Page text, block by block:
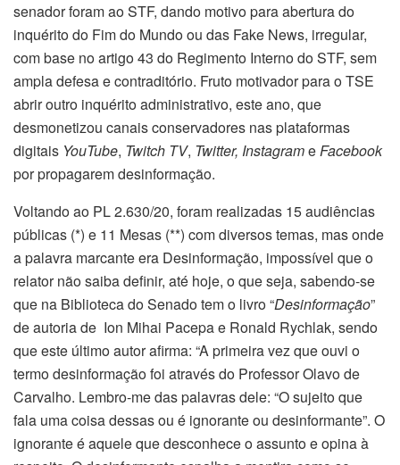
senador foram ao STF, dando motivo para abertura do
inquérito do Fim do Mundo ou das Fake News, irregular,
com base no artigo 43 do Regimento Interno do STF, sem
ampla defesa e contraditório. Fruto motivador para o TSE
abrir outro inquérito administrativo, este ano, que
desmonetizou canais conservadores nas plataformas
digitais YouTube, Twitch TV, Twitter, InstagrameFacebook
por propagarem desinformação.
Voltando ao PL 2.630/20, foram realizadas 15 audiências
públicas (*) e 11 Mesas (**) com diversos temas, mas onde
a palavra marcante era Desinformação, impossível que o
relator não saiba definir, até hoje, o que seja, sabendo-se
que na Biblioteca do Senado tem o livro “Desinformação”
de autoria de Ion Mihai Pacepa e Ronald Rychlak, sendo
que este último autor afirma: “A primeira vez que ouvi o
termo desinformação foi através do Professor Olavo de
Carvalho. Lembro-me das palavras dele: “O sujeito que
fala uma coisa dessas ou é ignorante ou desinformante”. O
ignorante é aquele que desconhece o assunto e opina à